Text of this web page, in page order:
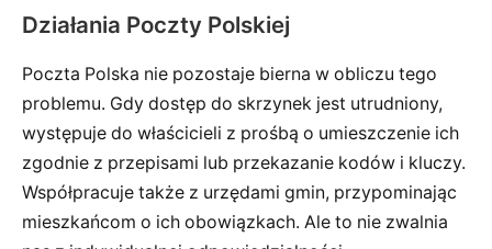
Działania Poczty Polskiej
Poczta Polska nie pozostaje bierna w obliczu tego
problemu. Gdy dostęp do skrzynek jest utrudniony,
występuje do właścicieli z prośbą o umieszczenie ich
zgodnie z przepisami lub przekazanie kodów i kluczy.
Współpracuje także z urzędami gmin, przypominając
mieszkańcom o ich obowiązkach. Ale to nie zwalnia